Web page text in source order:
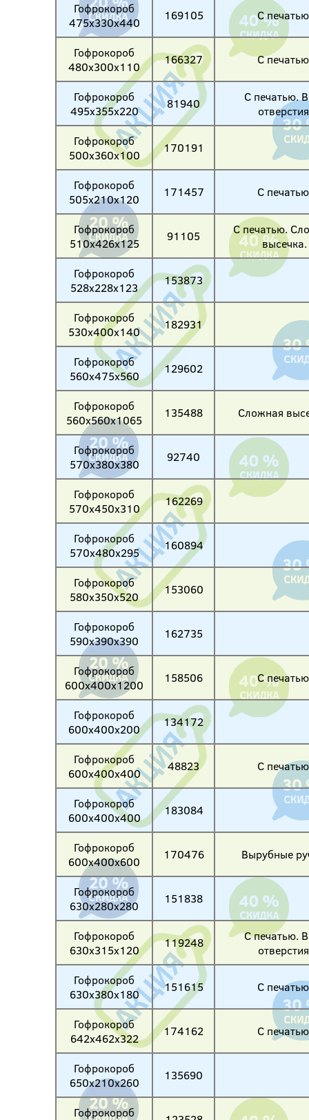
Гофрокороб
475х330х440
169105 С
Гофрокороб
480х300х110
166327 С
Гофрокороб
495х355х220
81940
С печатью.
Гофрокороб
500х360х100
170191
Гофрокороб
505х210х120
171457 С
Гофрокороб
510х426х125
91105
С печатью.
высечка.
Гофрокороб
528х228х123
153873
Гофрокороб
530х400х140
182931
Гофрокороб
560х475х560
129602
Гофрокороб
560х560х1065
135488 Сложная
Гофрокороб
570х380х380
92740
Гофрокороб
570х450х310
162269
Гофрокороб
570х480х295
160894
Гофрокороб
580х350х520
153060
Гофрокороб
590х390х390
162735
Гофрокороб
600х400х1200
158506 С
Гофрокороб
600х400х200
134172
Гофрокороб
600х400х400
48823 С
Гофрокороб
600х400х400
183084
Гофрокороб
600х400х600
170476 Вырубные
Гофрокороб
630х280х280
151838
Гофрокороб
630х315х120
119248
С печатью.
Гофрокороб
630х380х180
151615 С
Гофрокороб
642х462х322
174162 С
Гофрокороб
650х210х260
135690
Гофрокороб